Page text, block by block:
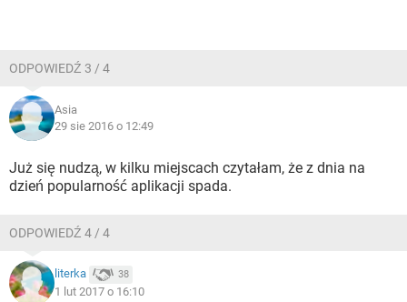
ODPOWIEDŹ 3 / 4
Asia
29 sie 2016 o 12:49
Już się nudzą, w kilku miejscach czytałam, że z dnia na
dzień popularność aplikacji spada.
ODPOWIEDŹ 4 / 4
literka 38
1 lut 2017 o 16:10